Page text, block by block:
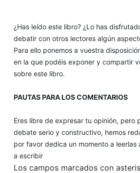
¿Has leído este libro? ¿Lo has
debatir con otros lectores algún
Para ello ponemos a vuestra
en la que podéis exponer y compartir
sobre este libro.
PAUTAS PARA LOS COMENTARIOS
Eres libre de expresar tu opinión, pero
debate serio y constructivo, hemos
por favor dedica un momento a leerlas
a escribir
Los campos marcados con